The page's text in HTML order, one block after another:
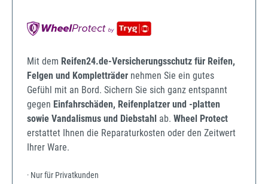
Mit dem Reifen24.de-Versicherungsschutz für Reifen,
Felgen und Kompletträder nehmen Sie ein gutes
Gefühl mit an Bord. Sichern Sie sich ganz entspannt
gegen Einfahrschäden, Reifenplatzer und -platten
sowie Vandalismus und Diebstahl ab. Wheel Protect
erstattet Ihnen die Reparaturkosten oder den Zeitwert
Ihrer Ware.
· Nur für Privatkunden